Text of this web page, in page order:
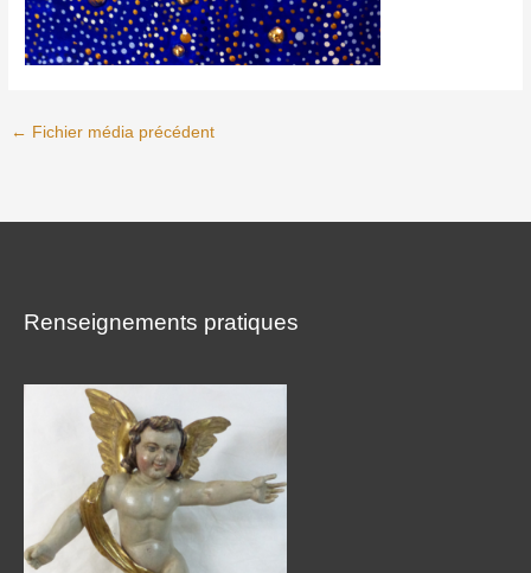
← Fichier média précédent
Renseignements pratiques